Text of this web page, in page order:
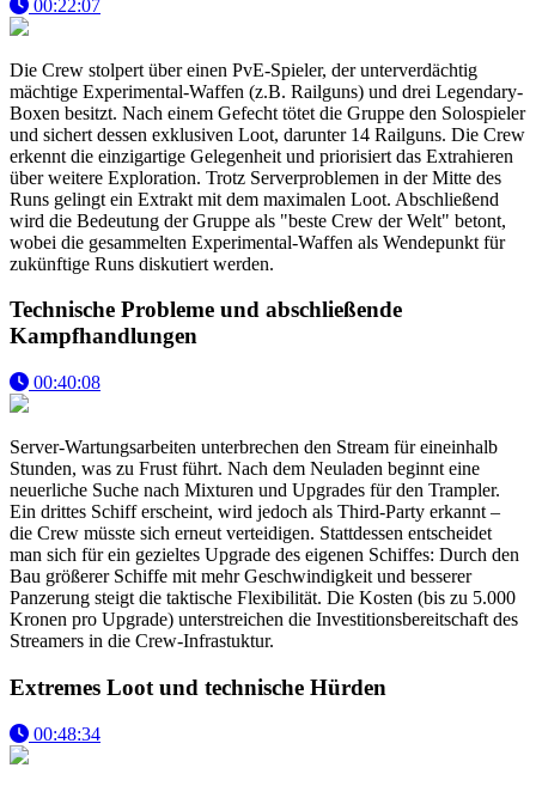
00:22:07
Die Crew stolpert über einen PvE-Spieler, der unterverdächtig
mächtige Experimental-Waffen (z.B. Railguns) und drei Legendary-
Boxen besitzt. Nach einem Gefecht tötet die Gruppe den Solospieler
und sichert dessen exklusiven Loot, darunter 14 Railguns. Die Crew
erkennt die einzigartige Gelegenheit und priorisiert das Extrahieren
über weitere Exploration. Trotz Serverproblemen in der Mitte des
Runs gelingt ein Extrakt mit dem maximalen Loot. Abschließend
wird die Bedeutung der Gruppe als "beste Crew der Welt" betont,
wobei die gesammelten Experimental-Waffen als Wendepunkt für
zukünftige Runs diskutiert werden.
Technische Probleme und abschließende
Kampfhandlungen
00:40:08
Server-Wartungsarbeiten unterbrechen den Stream für eineinhalb
Stunden, was zu Frust führt. Nach dem Neuladen beginnt eine
neuerliche Suche nach Mixturen und Upgrades für den Trampler.
Ein drittes Schiff erscheint, wird jedoch als Third-Party erkannt –
die Crew müsste sich erneut verteidigen. Stattdessen entscheidet
man sich für ein gezieltes Upgrade des eigenen Schiffes: Durch den
Bau größerer Schiffe mit mehr Geschwindigkeit und besserer
Panzerung steigt die taktische Flexibilität. Die Kosten (bis zu 5.000
Kronen pro Upgrade) unterstreichen die Investitionsbereitschaft des
Streamers in die Crew-Infrastuktur.
Extremes Loot und technische Hürden
00:48:34